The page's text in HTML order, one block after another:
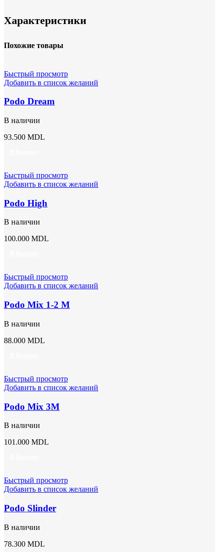
Характеристики
Похожие товары
Быстрый просмотр
Добавить в список желаний
Podo Dream
В наличии
93.500 MDL
Быстрый просмотр
Добавить в список желаний
Podo High
В наличии
100.000 MDL
Быстрый просмотр
Добавить в список желаний
Podo Mix 1-2 M
В наличии
88.000 MDL
Быстрый просмотр
Добавить в список желаний
Podo Mix 3M
В наличии
101.000 MDL
Быстрый просмотр
Добавить в список желаний
Podo Slinder
В наличии
78.300 MDL